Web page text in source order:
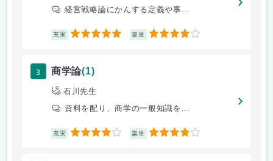
経営戦略論にかんする定義や事...
充実 5 楽単 4
3 商学論(1)
石川先生
資料を配り、商学の一般知識を...
充実 4 楽単 4